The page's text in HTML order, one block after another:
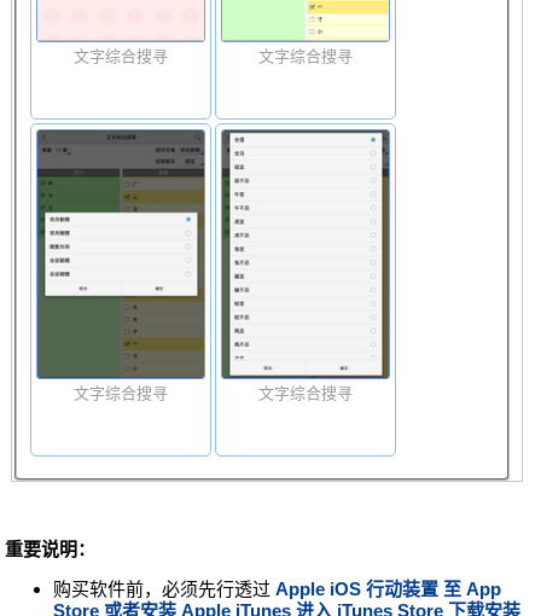
文字综合搜寻 文字综合搜寻
文字综合搜寻 文字综合搜寻
重要说明：
购买软件前，必须先行透过Apple iOS 行动装置 至App
Store 或者安装Apple iTunes 进入 iTunes Store 下载安装